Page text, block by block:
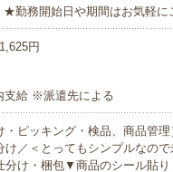
勤務開始日や期間はお気軽
円
支給 ※派遣先による
ピッキング・検品、商品管理
け／＜とってもシンプルなの
分け・梱包▼商品のシール貼